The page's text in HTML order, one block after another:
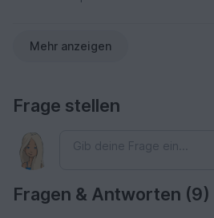
Mehr anzeigen
Frage stellen
Fragen & Antworten (9)